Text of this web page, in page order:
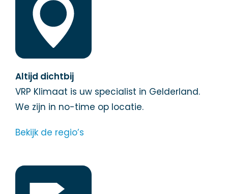
Altijd dichtbij
VRP Klimaat is uw specialist in Gelderland.
We zijn in no-time op locatie.
Bekijk de regio’s